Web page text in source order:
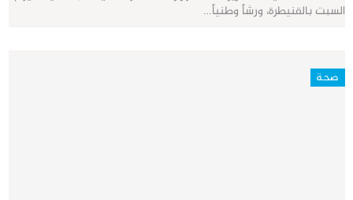
السبت بالقنيطرة، ورشاً وطنياً…
صحة